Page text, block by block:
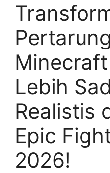
Lebih
Realistis
Epic
2026!